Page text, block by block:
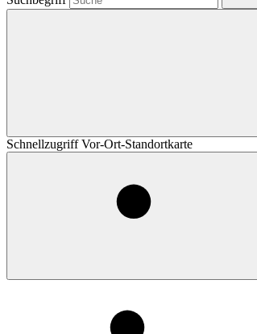
Schnellzugriff Vor-Ort-Standortkarte